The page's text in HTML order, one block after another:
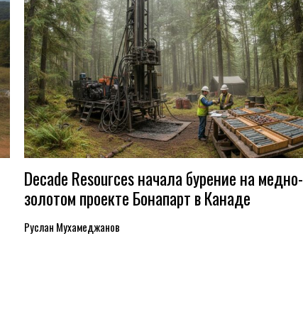
Decade Resources начала бурение на медно-
золотом проекте Бонапарт в Канаде
Руслан Мухамеджанов